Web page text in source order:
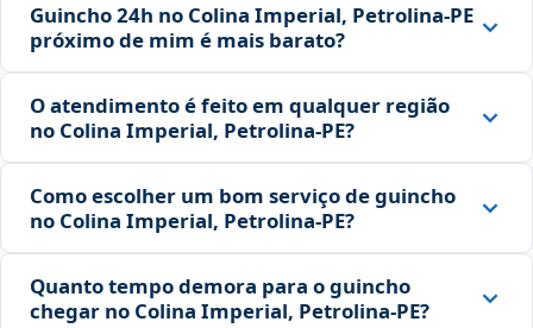
Guincho 24h no Colina Imperial, Petrolina‑PE
próximo de mim é mais barato?
O atendimento é feito em qualquer região
no Colina Imperial, Petrolina‑PE?
Como escolher um bom serviço de guincho
no Colina Imperial, Petrolina‑PE?
Quanto tempo demora para o guincho
chegar no Colina Imperial, Petrolina‑PE?